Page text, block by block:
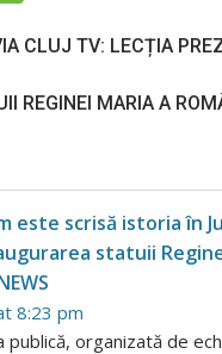
CLUJ TV: LECȚIA
REGINEI MARIA A
este scrisă istoria în
statuii
8:23 pm
organizată de